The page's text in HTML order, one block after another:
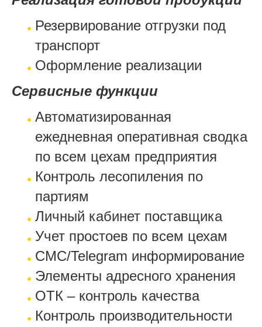
Резервирование отгрузки под
транспорт
Оформление реализации
Сервисные функции
Автоматизированная
ежедневная оперативная сводка
по всем цехам предприятия
Контроль лесопиления по
партиям
Личный кабинет поставщика
Учет простоев по всем цехам
СМС/Telegram информирование
Элементы адресного хранения
ОТК – контроль качества
Контроль производительности